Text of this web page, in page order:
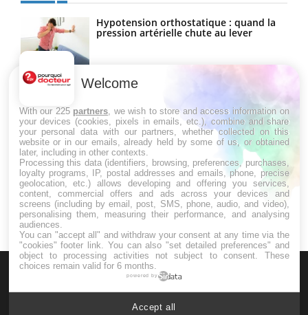
Hypotension orthostatique : quand la
pression artérielle chute au lever
Drépanocytose : une déformation des
globules rouges aux conséquences
Maladie de Charcot (Sclérose latérale
amyotrophique)
Welcome
With our 225 partners , we wish to store and access information on
your devices (cookies, pixels in emails, etc.), combine and share
your personal data with our partners, whether collected on this
website or in our emails, already held by some of us, or obtained
later, including in other contexts.
Processing this data (identifiers, browsing, preferences, purchases,
loyalty programs, IP, postal addresses and emails, phone, precise
geolocation, etc.) allows developing and offering you services,
content, commercial offers and ads across your devices and
screens (including by email, post, SMS, phone, audio, and video),
personalising them, measuring their performance, and analysing
audiences.
You can "accept all" and withdraw your consent at any time via the
"cookies" footer link . You can also "set detailed preferences" and
object to processing activities not subject to consent. These
choices remain valid for 6 months.
powered by
Accept all